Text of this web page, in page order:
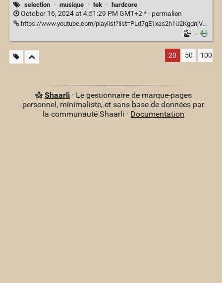
selection · musique · tek · hardcore
October 16, 2024 at 4:51:29 PM GMT+2 * · permalien
https://www.youtube.com/playlist?list=PLd7gE1xas2h1U2KgdnjVuxdGqS823jlNx
·
20 50 100
Shaarli· Le gestionnaire de marque-pages
personnel, minimaliste, et sans base de données par
la communauté Shaarli · Documentation